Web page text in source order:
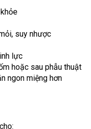
suy nhược
lực
hoặc sau phẫu thuật
ngon miệng hơn